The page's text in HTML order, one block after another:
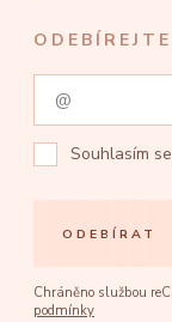
Souhlasím se
ODEBÍRAT
Chráněno službou
podmínky